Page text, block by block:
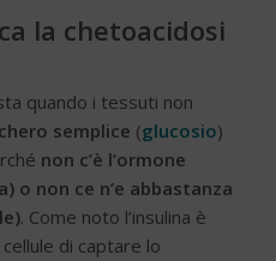
la chetoacidosi
quando i tessuti non
semplice (glucosio)
non c’è l’ormone
o non ce n’e abbastanza
. Come noto l’insulina è
di captare lo